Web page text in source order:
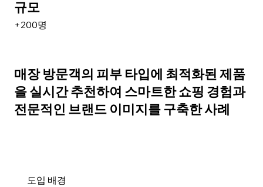
규모
+200명
매장 방문객의 피부 타입에 최적화된 제품
을 실시간 추천하여 스마트한 쇼핑 경험과
전문적인 브랜드 이미지를 구축한 사례
​도입 배경